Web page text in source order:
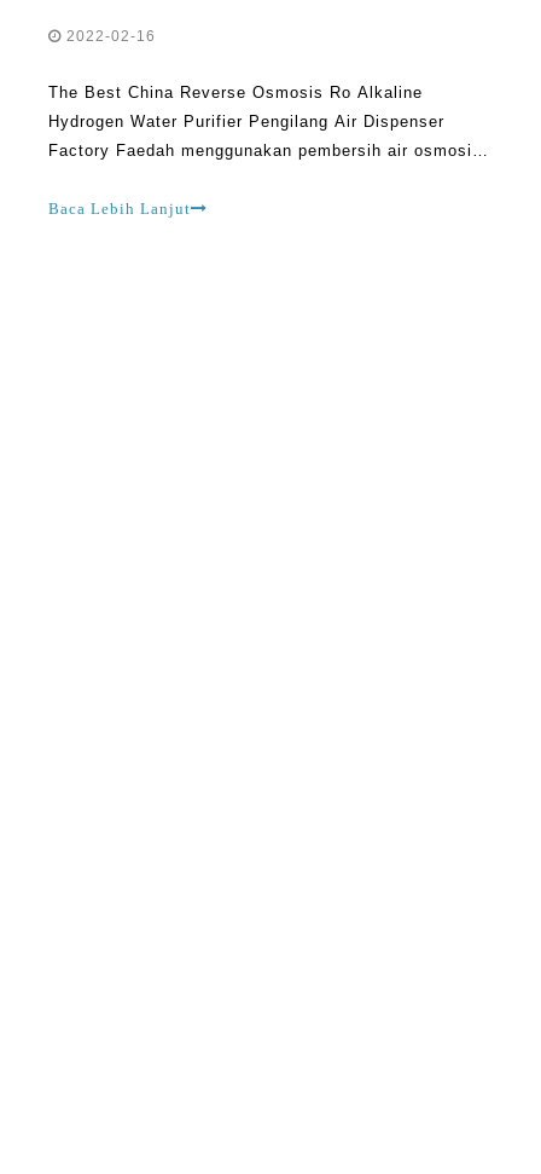
2022-02-16
The Best China Reverse Osmosis Ro Alkaline
Hydrogen Water Purifier Pengilang Air Dispenser
Factory Faedah menggunakan pembersih air osmosis
dapat memastikan bahawa anda mendapat akses
Baca Lebih Lanjut